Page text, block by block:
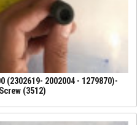
(2302619- 2002004 - 1279870)-
(3512)